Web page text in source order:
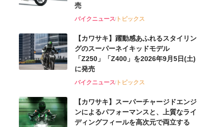
売
バイクニューストピックス
【カワサキ】躍動感あふれるスタイリン
グのスーパーネイキッドモデル
「Z250」「Z400」を2026年9月5日(土)
に発売
バイクニューストピックス
【カワサキ】スーパーチャージドエンジ
ンによるパフォーマンスと、上質なライ
ディングフィールを高次元で両立する